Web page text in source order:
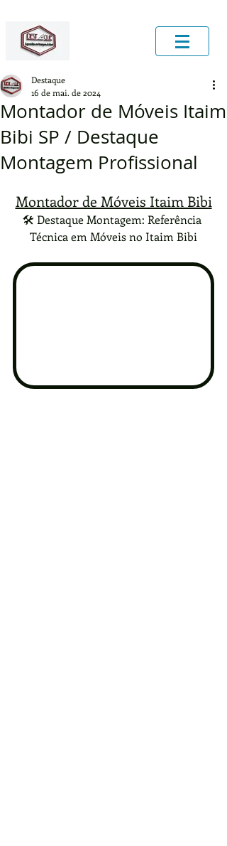
Montador de Móveis Itaim
Bibi SP / Destaque
Montagem Profissional
Destaque
16 de mai. de 2024
Montador de Móveis Itaim Bibi
🛠️ Destaque Montagem: Referência
Técnica em Móveis no Itaim Bibi